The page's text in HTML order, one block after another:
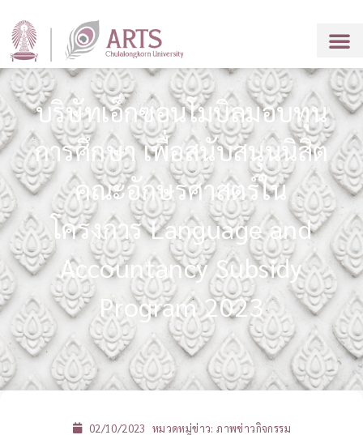
บริษัทเอ็กซอนโมบิลมอบทุน
การศึกษา เพื่อสนับสนุนนิสิต
คณะอักษรศาสตร์ใน
โครงการ Language and
Accountancy Subsidy
Program 2023
02/10/2023 หมวดหมู่ข่าว:ภาพข่าวกิจกรรม